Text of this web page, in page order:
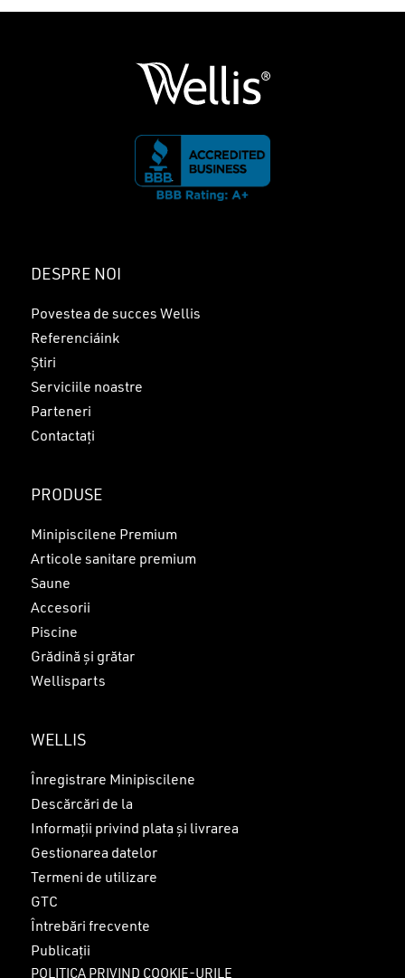
DESPRE NOI
Povestea de succes Wellis
Referenciáink
Știri
Serviciile noastre
Parteneri
Contactați
PRODUSE
Minipiscilene Premium
Articole sanitare premium
Saune
Accesorii
Piscine
Grădină și grătar
Wellisparts
WELLIS
Înregistrare Minipiscilene
Descărcări de la
Informații privind plata și livrarea
Gestionarea datelor
Termeni de utilizare
GTC
Întrebări frecvente
Publicații
POLITICA PRIVIND COOKIE-URILE